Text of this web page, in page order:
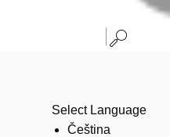
Select Language
Čeština